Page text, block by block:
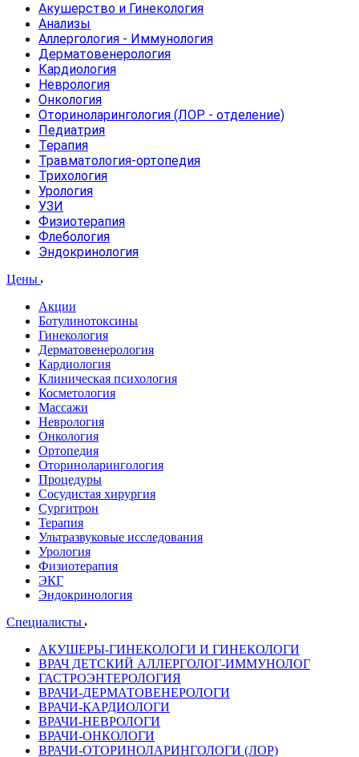
Акушерство и Гинекология
Анализы
Аллергология - Иммунология
Дерматовенерология
Кардиология
Неврология
Онкология
Оториноларингология (ЛОР - отделение)
Педиатрия
Терапия
Травматология-ортопедия
Трихология
Урология
УЗИ
Физиотерапия
Флебология
Эндокринология
Цены
Акции
Ботулинотоксины
Гинекология
Дерматовенерология
Кардиология
Клиническая психология
Косметология
Массажи
Неврология
Онкология
Ортопедия
Оториноларингология
Процедуры
Сосудистая хирургия
Сургитрон
Терапия
Ультразвуковые исследования
Урология
Физиотерапия
ЭКГ
Эндокринология
Специалисты
АКУШЕРЫ-ГИНЕКОЛОГИ И ГИНЕКОЛОГИ
ВРАЧ ДЕТСКИЙ АЛЛЕРГОЛОГ-ИММУНОЛОГ
ГАСТРОЭНТЕРОЛОГИЯ
ВРАЧИ-ДЕРМАТОВЕНЕРОЛОГИ
ВРАЧИ-КАРДИОЛОГИ
ВРАЧИ-НЕВРОЛОГИ
ВРАЧИ-ОНКОЛОГИ
ВРАЧИ-ОТОРИНОЛАРИНГОЛОГИ (ЛОР)